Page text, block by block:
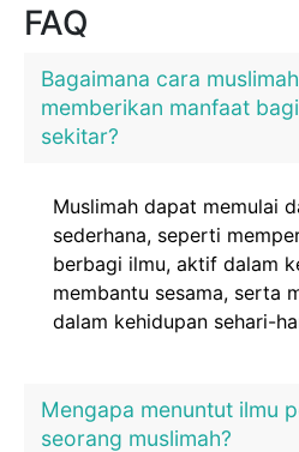
FAQ
Bagaimana cara
memberikan manfaat
sekitar?
Muslimah dapat memulai
sederhana, seperti
berbagi ilmu, aktif dalam
membantu sesama, serta
dalam kehidupan sehari-
Mengapa menuntut ilmu
seorang muslimah?